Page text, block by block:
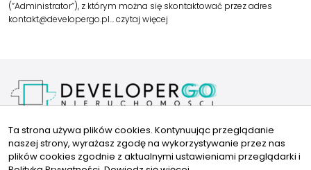
(“Administrator”), z którym można się skontaktować przez adres
kontakt@developergo.pl…czytaj więcej
Polityka Prywatności
FAQ
Ta strona używa plików cookies. Kontynuując przeglądanie
naszej strony, wyrażasz zgodę na wykorzystywanie przez nas
plików cookies zgodnie z aktualnymi ustawieniami przeglądarki i